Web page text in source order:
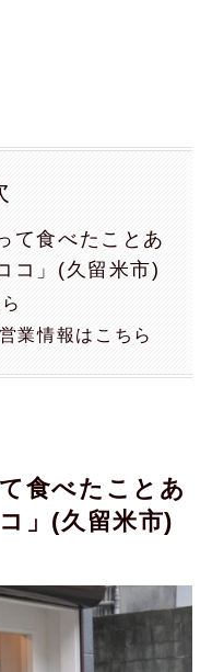
て食べたことあ
コ」(久留米市)
業情報はこちら
食べたことあ
」(久留米市)